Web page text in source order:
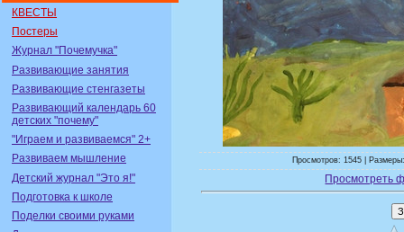
КВЕСТЫ
Постеры
Журнал "Почемучка"
Развивающие занятия
Развивающие стенгазеты
Развивающий календарь 60
детских "почему"
"Играем и развиваемся" 2+
Развиваем мышление
Детский журнал "Это я!"
Подготовка к школе
Поделки своими руками
Просмотров: 1545 |
Просмотреть